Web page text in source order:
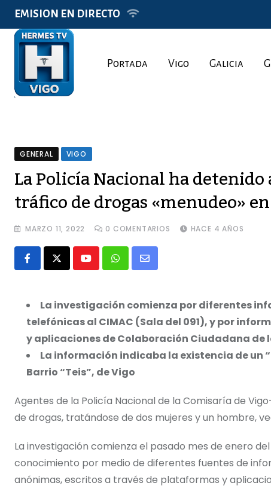
Skip
content
EMISION EN DIRECTO
Portada Vigo Galicia
GENERAL VIGO
La Policía Nacional ha
tráfico de drogas «menudeo»
MARZO 11, 2022 0 COMENTARIOS HACE 4 AÑOS
YoutubeWhatsapp
Share
Email
La investigación comienza por diferentes
telefónicas al CIMAC (Sala del 091), y por
y aplicaciones de Colaboración Ciudadana de
La información indicaba la existencia de un
Barrio “Teis”, de Vigo
Agentes de la Policía Nacional de la Comisaría de
de drogas, tratándose de dos mujeres y un hombre,
La investigación comienza el pasado mes de enero
conocimiento por medio de diferentes fuentes de
anónimas, escritos a través de plataformas y